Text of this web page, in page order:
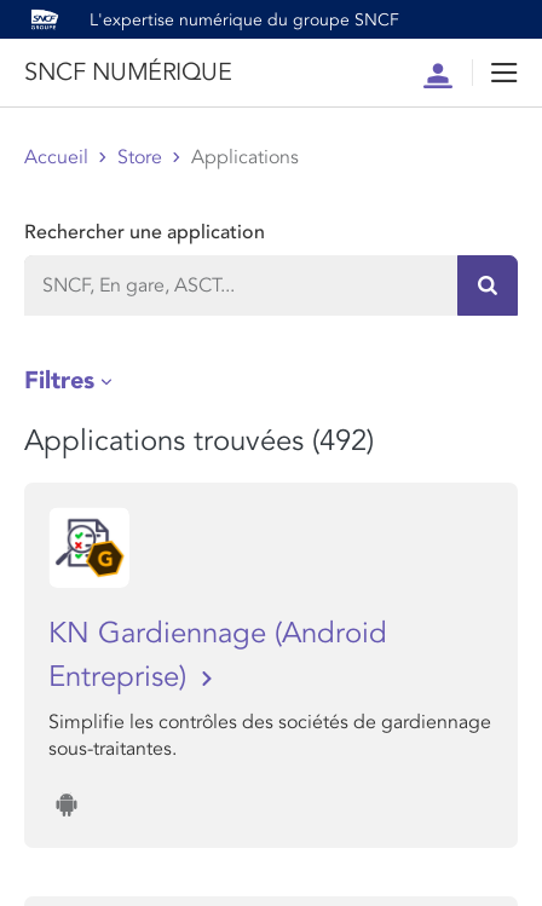
L'expertise numérique du groupe SNCF
SNCF NUMÉRIQUE
Compte
Accueil Store Applications
Rechercher une application
Filtres
Applications trouvées (492)
KN Gardiennage (Android
Entreprise)
Simplifie les contrôles des sociétés de gardiennage
sous-traitantes.